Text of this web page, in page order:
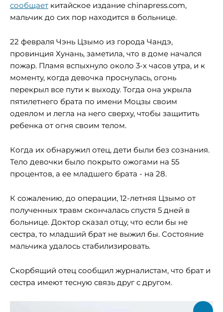
сообщает китайское издание chinapress.com,
мальчик до сих пор находится в больнице.
22 февраля Чэнь Цзымо из города Чандэ,
провинция Хунань, заметила, что в доме начался
пожар. Пламя вспыхнуло около 3-х часов утра, и к
моменту, когда девочка проснулась, огонь
перекрыл все пути к выходу. Тогда она укрыла
пятилетнего брата по имени Моцзы своим
одеялом и легла на него сверху, чтобы защитить
ребенка от огня своим телом.
Когда их обнаружил отец, дети были без сознания.
Тело девочки было покрыто ожогами на 55
процентов, а ее младшего брата - на 28.
К сожалению, до операции, 12-летняя Цзымо от
полученных травм скончалась спустя 5 дней в
больнице. Доктор сказал отцу, что если бы не
сестра, то младший брат не выжил бы. Состояние
мальчика удалось стабилизировать.
Скорбящий отец сообщил журналистам, что брат и
сестра имеют тесную связь друг с другом.